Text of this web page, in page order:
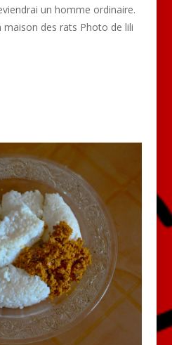
un homme ordinaire.
maison des rats Photo de lili